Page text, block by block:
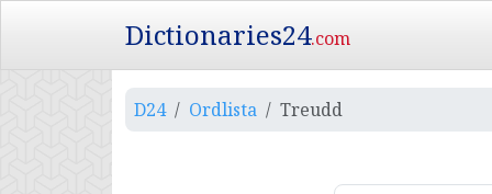
Dictionaries24.com
D24 Ordlista Treudd